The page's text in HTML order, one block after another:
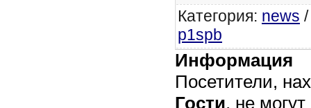
Категория: news
p1spb
Информация
Посетители,
Гости, не